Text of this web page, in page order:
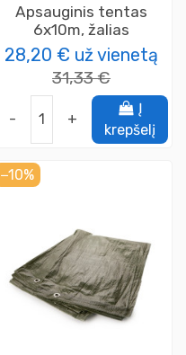
Apsauginis tentas
6x10m, žalias
28,20 € už vienetą
31,33 €
- +
Į
krepšelį
−10%